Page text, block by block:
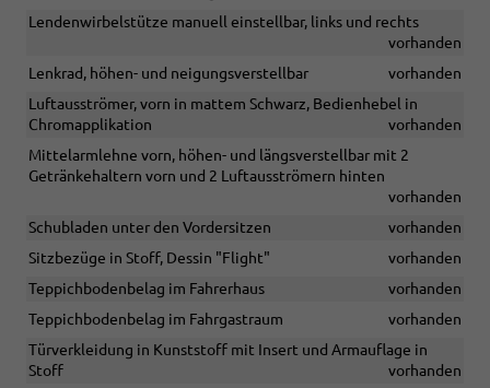
Lendenwirbelstütze manuell einstellbar, links und rechts
vorhanden
Lenkrad, höhen- und neigungsverstellbar
vorhanden
Luftausströmer, vorn in mattem Schwarz, Bedienhebel in
Chromapplikation
vorhanden
Mittelarmlehne vorn, höhen- und längsverstellbar mit 2
Getränkehaltern vorn und 2 Luftausströmern hinten
vorhanden
Schubladen unter den Vordersitzen
vorhanden
Sitzbezüge in Stoff, Dessin "Flight"
vorhanden
Teppichbodenbelag im Fahrerhaus
vorhanden
Teppichbodenbelag im Fahrgastraum
vorhanden
Türverkleidung in Kunststoff mit Insert und Armauflage in
Stoff
vorhanden